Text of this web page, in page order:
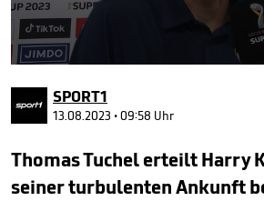
seconds
of
minute,
seconds
SPORT1
13.08.2023 • 09:58 Uhr
Thomas Tuchel erteilt Harry
seiner turbulenten Ankunft